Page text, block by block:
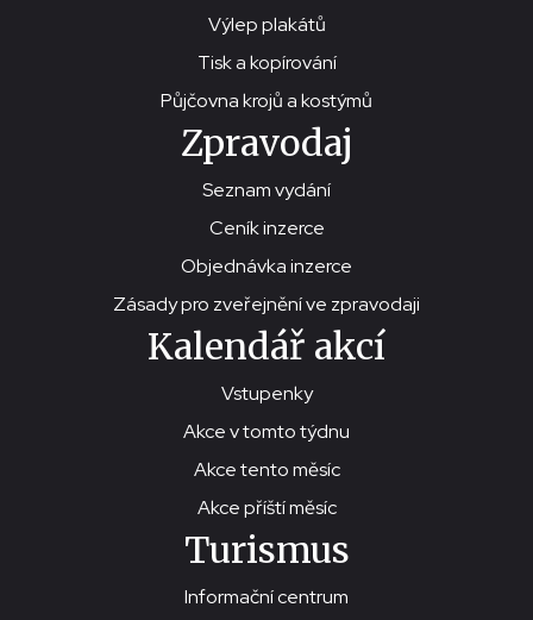
Výlep plakátů
Tisk a kopírování
Půjčovna krojů a kostýmů
Zpravodaj
Seznam vydání
Ceník inzerce
Objednávka inzerce
Zásady pro zveřejnění ve zpravodaji
Kalendář akcí
Vstupenky
Akce v tomto týdnu
Akce tento měsíc
Akce příští měsíc
Turismus
Informační centrum